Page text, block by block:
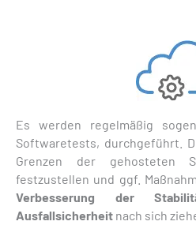
Es werden regelmäßig
Softwaretests, durchgeführt.
Grenzen der gehosteten
festzustellen und ggf.
Verbesserung der
Ausfallsicherheit nach sich